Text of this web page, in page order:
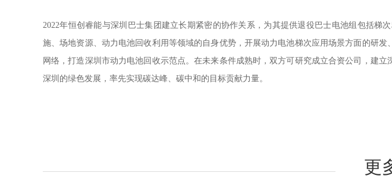
2022年恒创睿能与深圳巴士集团建立长期紧密的协作关系，为其提供退役巴士电池组包括
施、场地资源、动力电池回收利用等领域的自身优势，开展动力电池梯次应用场景方面的研
网络，打造深圳市动力电池回收示范点。在未来条件成熟时，双方可研究成立合资公司，建
深圳的绿色发展，率先实现碳达峰、碳中和的目标贡献力量。
更